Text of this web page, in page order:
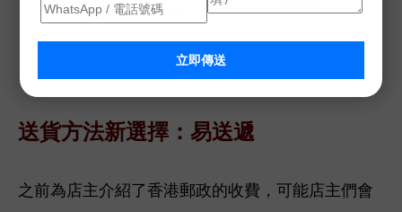
立即傳送
送貨方法新選擇：易送遞
之前為店主介紹了香港郵政的收費，可能店主們會